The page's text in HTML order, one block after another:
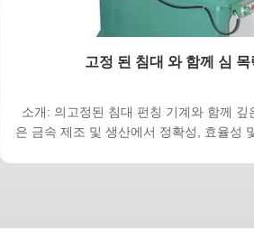
고정 된 침대 와 함께 심 목
소개: 의고정된 침대 펀칭 기계와 함께 깊
은 금속 제조 및 생산에서 정확성, 효율성
정성과 지원을 제공하여 펀싱되는 재료가